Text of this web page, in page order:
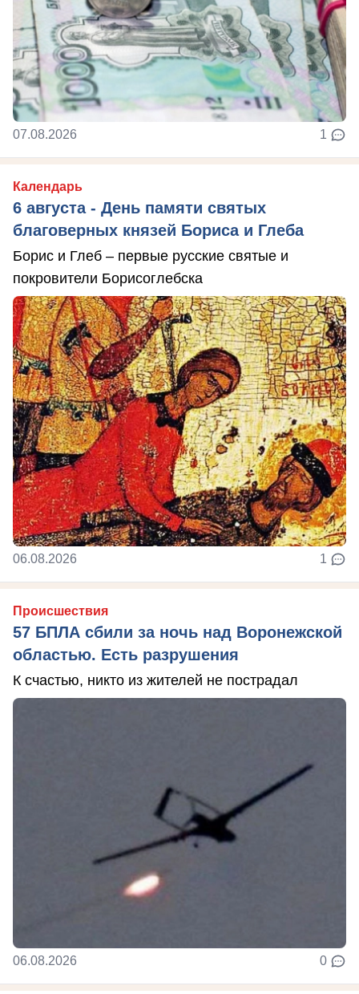
07.08.2026 1
Календарь
6 августа - День памяти святых
благоверных князей Бориса и Глеба
Борис и Глеб – первые русские святые и
покровители Борисоглебска
06.08.2026 1
Происшествия
57 БПЛА сбили за ночь над Воронежской
областью. Есть разрушения
К счастью, никто из жителей не пострадал
06.08.2026 0